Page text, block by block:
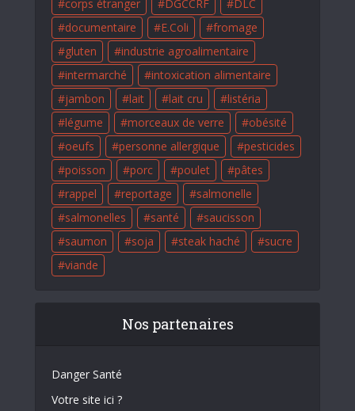
corps étranger
DGCCRF
DLC
documentaire
E.Coli
fromage
gluten
industrie agroalimentaire
intermarché
intoxication alimentaire
jambon
lait lait cru
listéria
légume
morceaux de verre
obésité
oeufs
personne allergique
pesticides
poisson
porc poulet
pâtes
rappel
reportage
salmonelle
salmonelles
santé
saucisson
saumon
soja steak haché
sucre
viande
Nos partenaires
Danger Santé
Votre site ici ?